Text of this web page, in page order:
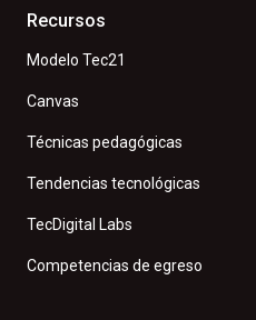
Recursos
Modelo Tec21
Canvas
Técnicas pedagógicas
Tendencias tecnológicas
TecDigital Labs
Competencias de egreso